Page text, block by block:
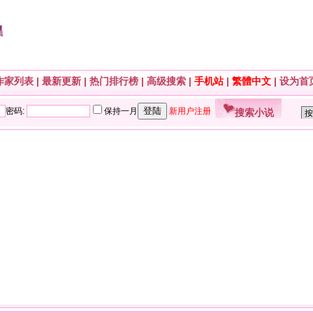
家列表 | 最新更新 | 热门排行榜 | 高级搜索 | 手机站| 繁體中文 | 设为首
搜索小说